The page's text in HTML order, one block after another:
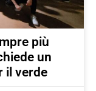
più
un
il verde